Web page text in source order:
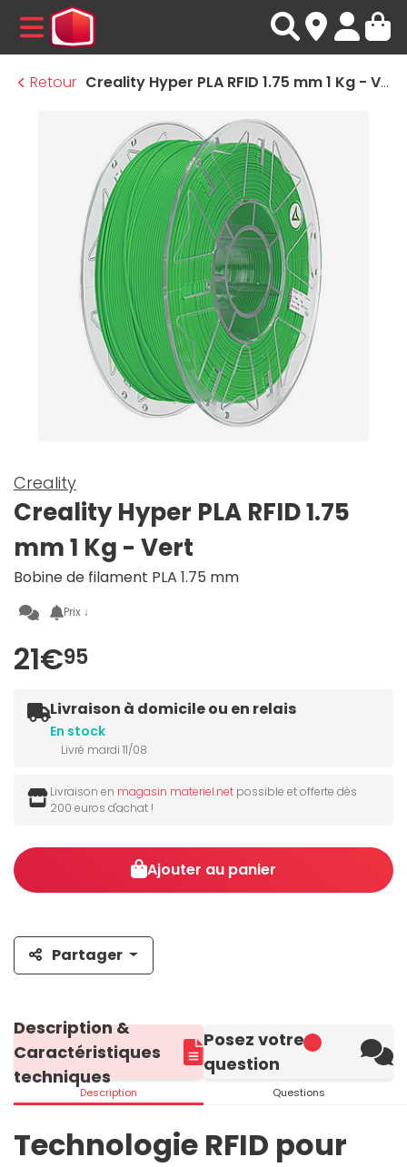
MENU
Retour
Creality Hyper PLA RFID 1.75 mm 1 Kg - Vert
Creality
Creality Hyper PLA RFID 1.75
mm 1 Kg - Vert
Bobine de filament PLA 1.75 mm
Prix ↓
21€95
Livraison à domicile ou en relais
En stock
Livré mardi 11/08
Livraison en magasin materiel.net possible et offerte dès
200 euros d'achat !
Ajouter au panier
Partager
Description &
Caractéristiques
techniques
Description
Posez votre
question
Questions
Technologie RFID pour